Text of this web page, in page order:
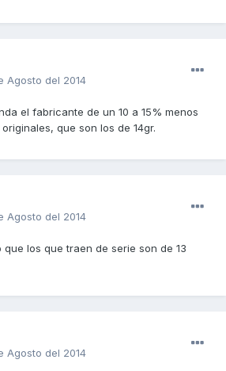
Agosto del 2014
el fabricante de un 10 a 15% menos
que son los de 14gr.
Agosto del 2014
que los que traen de serie son de 13
Agosto del 2014